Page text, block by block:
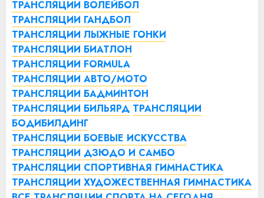
ТРАНСЛЯЦИИ ВОЛЕЙБОЛ
ТРАНСЛЯЦИИ ГАНДБОЛ
ТРАНСЛЯЦИИ ЛЫЖНЫЕ ГОНКИ
ТРАНСЛЯЦИИ БИАТЛОН
ТРАНСЛЯЦИИ FORMULA
ТРАНСЛЯЦИИ АВТО/МОТО
ТРАНСЛЯЦИИ БАДМИНТОН
ТРАНСЛЯЦИИ БИЛЬЯРД ТРАНСЛЯЦИИ
БОДИБИЛДИНГ
ТРАНСЛЯЦИИ БОЕВЫЕ ИСКУССТВА
ТРАНСЛЯЦИИ ДЗЮДО И САМБО
ТРАНСЛЯЦИИ СПОРТИВНАЯ ГИМНАСТИКА
ТРАНСЛЯЦИИ ХУДОЖЕСТВЕННАЯ ГИМНАСТИКА